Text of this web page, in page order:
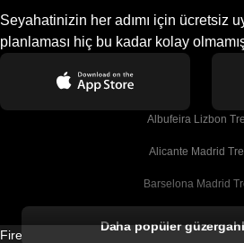
Seyahatinizin her adımı için ücretsiz
planlaması hiç bu kadar kolay
Albufeira Lizbon
Alicante Madrid
Barselona Madrid
Daha popüler
Firebird GT Limited (OC 1451)